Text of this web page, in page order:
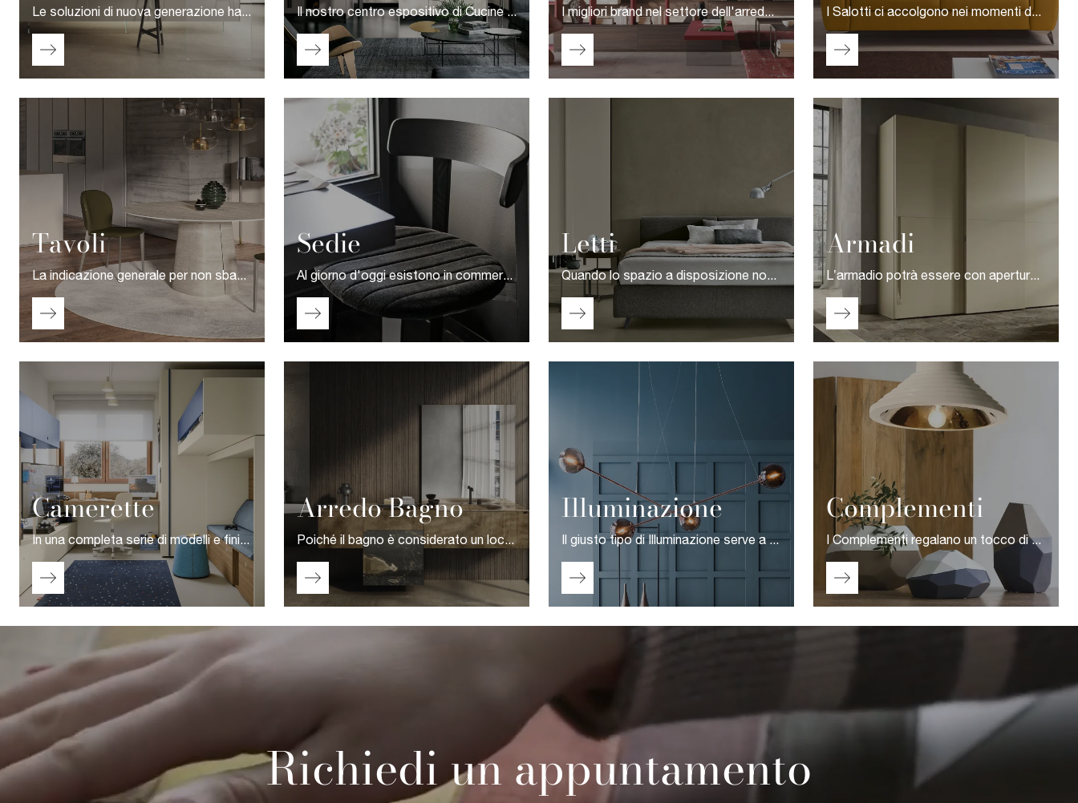
Le soluzioni di nuova generazione hanno nuovi elementi come gli schienali attrezzati con pannelli a scorrimento oppure a scomparsa, posti tra basi e pensili, che diventano dei contenitori aggiuntivi e permettono di organizzare al meglio gli interni. Il nostro centro espositivo di Cucine Moderne ospita le soluzioni dei migliori brand in commercio per offrire a ogni cliente una selezione sempre aggiornata, sia dal punto di vista dell'estetica che dal punto di vista della praticità. I migliori brand nel settore dell'arredo producono librerie di grande valore estetico, dalle linee sinuose piuttosto che dalle forme semplici, in modo che ciascuno si assicuri la scelta ideale per sé. I Salotti ci accolgono nei momenti del relax e dello svago quotidiano: gli imbottiti occorre che siano sempre confortevoli e in grado di assicurare l'ottimale sostegno a chi sta seduto, ma devono anche essere di grande valore decorativo.
Tavoli
La indicazione generale per non sbagliare durante l’acquisto di un tavolo per la tua abitazione prevede che si lasci lo spazio necessario per muovere con libertà le sedie attorno ad esso, per una serena quotidianità.
Sedie
Al giorno d'oggi esistono in commercio diverse proposte a firma dei migliori marchi, sempre di grande qualità, tra le quali sceglierai le Sedie più adeguate alle tue esigenze di praticità ed estetica.
Letti
Quando lo spazio a disposizione non è tanto, si trovano in commercio molteplici soluzioni salvaspazio: Letti trasformabili e a scomparsa, che di giorno diventano mobili plurifunzionali, pratici e belli.
Armadi
L’armadio potrà essere con apertura a battente o ad ante scorrevoli oppure, ancora, a cabina guardaroba: la scelta segue soltanto le tue necessità di spazio e stile, secondo la conformazione del locale.
Camerette
In una completa serie di modelli e finiture attuali disponibili in commercio, per certo troverai la soluzione ideale per le esigenze dei tuoi figli e figlie, unendo linee ben studiate a doti di ergonomia e sicurezza.
Arredo Bagno
Poiché il bagno è considerato un locale di casa a cui riservare la stessa attenzione con la quale si arredano gli altri ambienti domestici, l'acquisto dell'arredo è essenziale per una serena quotidianità.
Illuminazione
Il giusto tipo di Illuminazione serve a enfatizzare un pezzo di arredamento peculiare in casa, evidenziare lo stile dell'ambiente o creare un peculiare clima distensivo e di alto valore estetico.
Complementi
I Complementi regalano un tocco di colore alla stanza dove li posizioniamo o ne sono i protagonisti con il loro design: sono presenze significative nei tuoi ambienti domestici, coniugando praticità e design.
Richiedi un appuntamento